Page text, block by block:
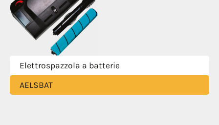
Elettrospazzola a batterie
AELSBAT